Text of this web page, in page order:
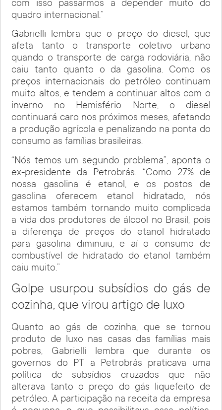
com isso passarmos a depender muito do
quadro internacional.”
Gabrielli lembra que o preço do diesel, que
afeta tanto o transporte coletivo urbano
quando o transporte de carga rodoviária, não
caiu tanto quanto o da gasolina. Como os
preços internacionais do petróleo continuam
muito altos, e tendem a continuar altos com o
inverno no Hemisfério Norte, o diesel
continuará caro nos próximos meses, afetando
a produção agrícola e penalizando na ponta do
consumo as famílias brasileiras.
“Nós temos um segundo problema”, aponta o
ex-presidente da Petrobrás. “Como 27% de
nossa gasolina é etanol, e os postos de
gasolina oferecem etanol hidratado, nós
estamos também tornando muito complicada
a vida dos produtores de álcool no Brasil, pois
a diferença de preços do etanol hidratado
para gasolina diminuiu, e aí o consumo de
combustível de hidratado do etanol também
caiu muito.”
Golpe usurpou subsídios do gás de
cozinha, que virou artigo de luxo
Quanto ao gás de cozinha, que se tornou
produto de luxo nas casas das famílias mais
pobres, Gabrielli lembra que durante os
governos do PT a Petrobrás praticava uma
política de subsídios cruzados que não
alterava tanto o preço do gás liquefeito de
petróleo. A participação na receita da empresa